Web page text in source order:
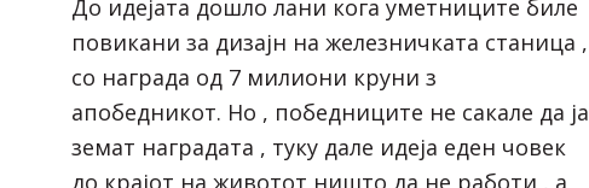
До идејата дошло лани кога уметниците биле
повикани за дизајн на железничката станица ,
со награда од 7 милиони круни з
апобедникот. Но , победниците не сакале да ја
земат наградата , туку дале идеја еден човек
до крајот на животот ништо да нe работи , а